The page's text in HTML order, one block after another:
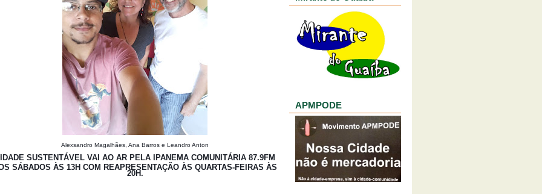
Alexsandro Magalhães, Ana Barros e Leandro Anton
SUSTENTÁVEL VAI AO AR PELA IPANEMA COMUNITÁRIA 87.9FM
SÁBADOS ÀS 13H COM REAPRESENTAÇÃO ÀS QUARTAS-FEIRAS ÀS
20H.
APMPODE